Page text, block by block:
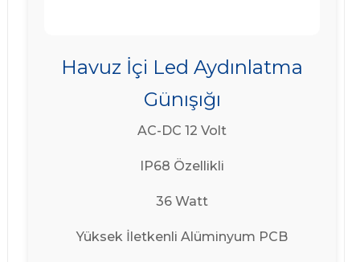
Havuz İçi Led Aydınlatma
Günışığı
AC-DC 12 Volt
IP68 Özellikli
36 Watt
Yüksek İletkenli Alüminyum PCB